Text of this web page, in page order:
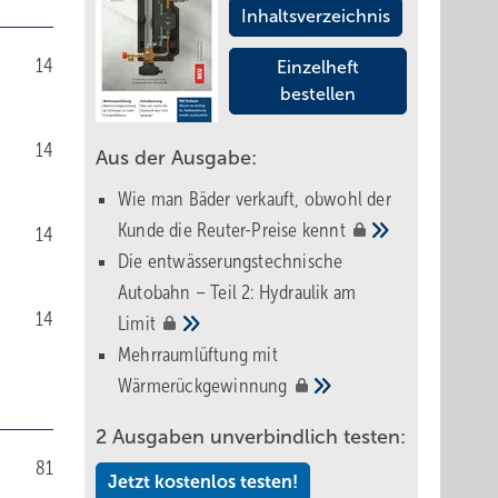
14
14
14
14
81
Inhaltsverzeichnis
Einzelheft
bestellen
Aus der Ausgabe:
Wie man Bäder verkauft, obwohl der
Kunde die Reuter-Preise kennt
Die entwässerungstechnische
Autobahn – Teil 2: Hydraulik am
Limit
Mehrraumlüftung mit
Wärmerückgewinnung
2 Ausgaben unverbindlich testen:
Jetzt kostenlos testen!